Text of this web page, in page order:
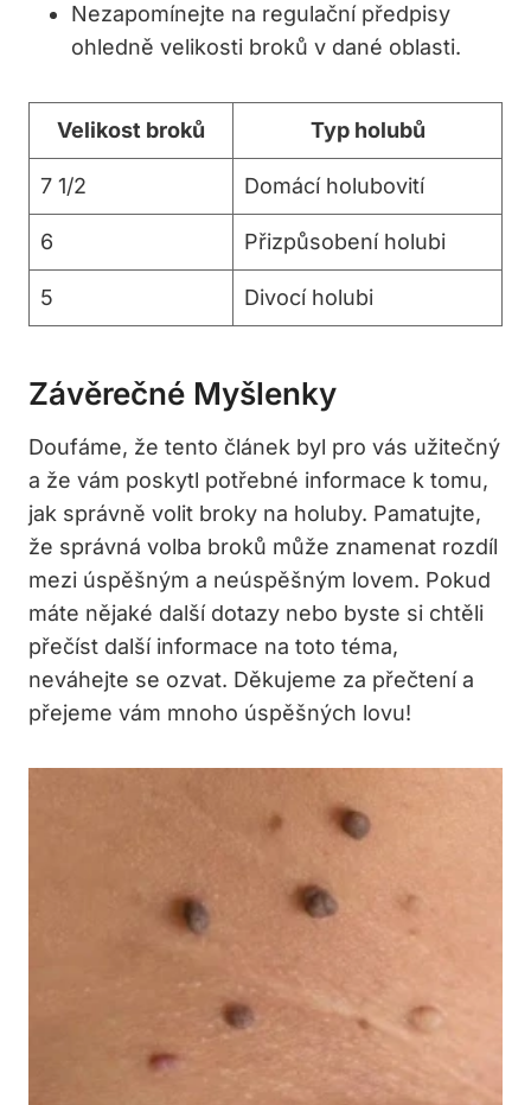
Nezapomínejte ‌na regulační předpisy
ohledně velikosti⁤ broků ‍v dané oblasti.
Velikost broků Typ holubů
7 1/2 Domácí holubovití
6 Přizpůsobení holubi
5 Divocí holubi
Závěrečné Myšlenky
Doufáme, že‌ tento článek byl ​pro vás užitečný
a ⁣že vám poskytl potřebné⁢ informace k tomu,⁣
jak správně volit‌ broky na holuby. ‌Pamatujte,
že‍ správná⁣ volba broků‍ může znamenat⁢ rozdíl
mezi ⁤úspěšným a neúspěšným lovem. ‍Pokud
máte nějaké další dotazy‌ nebo byste si chtěli‌
přečíst ‌další​ informace​ na toto téma,
neváhejte ⁢se ozvat.‌ Děkujeme za přečtení a
přejeme vám mnoho úspěšných ​lovu!